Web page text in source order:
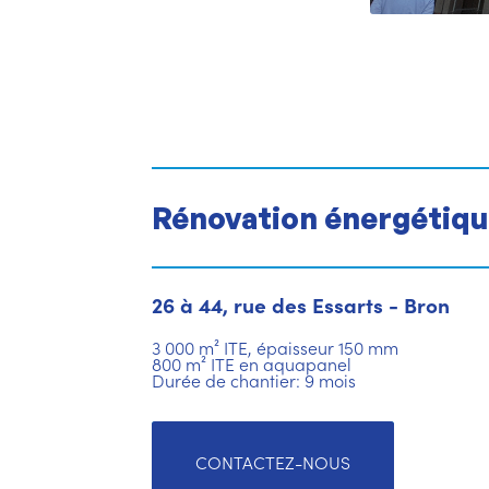
Rénovation
26 à 44, rue des Essarts - Bron
3 000 m² ITE, épaisseur 150 mm
800 m² ITE en aquapanel
Durée de chantier: 9 mois
CONTACTEZ-NOUS